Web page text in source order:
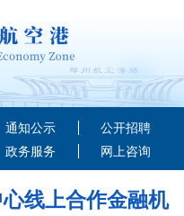
通知公示
公开招聘
政务服务 网上咨询
线上合作金融机